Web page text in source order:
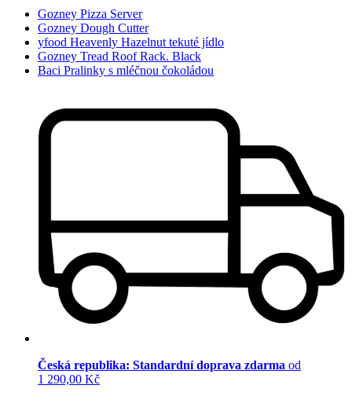
Gozney Pizza Server
Gozney Dough Cutter
yfood Heavenly Hazelnut tekuté jídlo
Gozney Tread Roof Rack. Black
Baci Pralinky s mléčnou čokoládou
Česká republika: Standardní doprava zdarma od
1 290,00 Kč